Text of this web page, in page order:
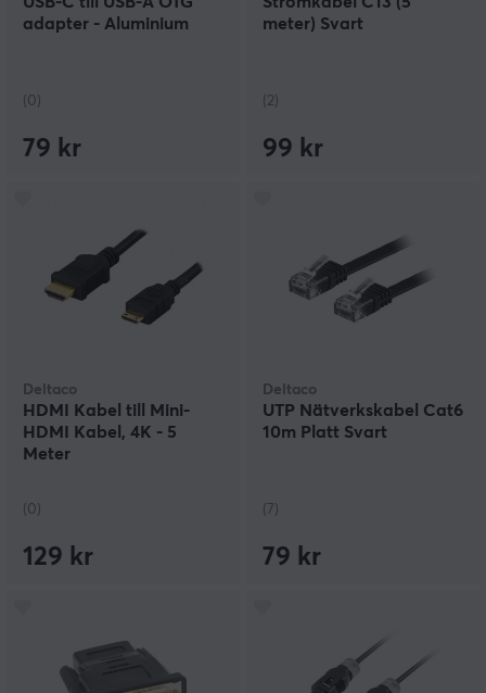
adapter - Aluminium
(0)
79 kr
meter) Svart
(2)
99 kr
Deltaco
HDMI Kabel till Mini-
HDMI Kabel, 4K - 5
Meter
(0)
129 kr
Deltaco
UTP Nätverkskabel Cat6
10m Platt Svart
(7)
79 kr